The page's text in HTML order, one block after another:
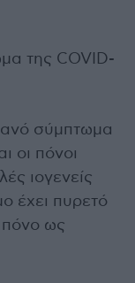
της COVID-
σύμπτωμα
οι πόνοι
ιογενείς
έχει πυρετό
πόνο ως